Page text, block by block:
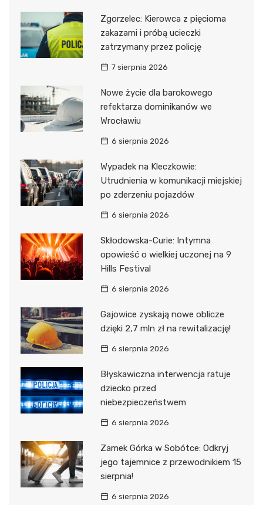
Zgorzelec: Kierowca z pięcioma
zakazami i próbą ucieczki
zatrzymany przez policję
7 sierpnia 2026
Nowe życie dla barokowego
refektarza dominikanów we
Wrocławiu
6 sierpnia 2026
Wypadek na Kleczkowie:
Utrudnienia w komunikacji miejskiej
po zderzeniu pojazdów
6 sierpnia 2026
Skłodowska-Curie: Intymna
opowieść o wielkiej uczonej na 9
Hills Festival
6 sierpnia 2026
Gajowice zyskają nowe oblicze
dzięki 2,7 mln zł na rewitalizację!
6 sierpnia 2026
Błyskawiczna interwencja ratuje
dziecko przed
niebezpieczeństwem
6 sierpnia 2026
Zamek Górka w Sobótce: Odkryj
jego tajemnice z przewodnikiem 15
sierpnia!
6 sierpnia 2026